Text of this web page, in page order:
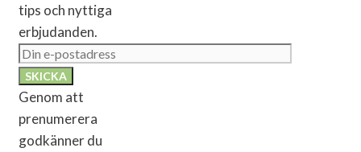
tips och nyttiga
erbjudanden.
Genom att
prenumerera
godkänner du